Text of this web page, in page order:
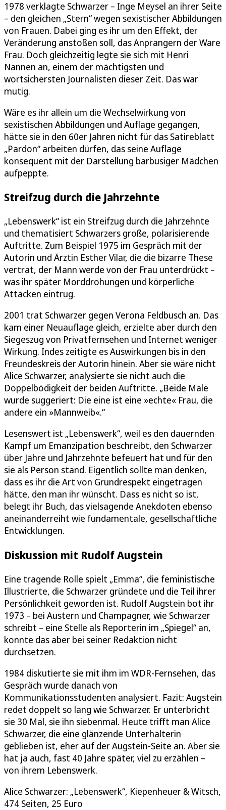
1978 verklagte Schwarzer – Inge Meysel an ihrer Seite
– den gleichen „Stern“ wegen sexistischer Abbildungen
von Frauen. Dabei ging es ihr um den Effekt, der
Veränderung anstoßen soll, das Anprangern der Ware
Frau. Doch gleichzeitig legte sie sich mit Henri
Nannen an, einem der mächtigsten und
wortsichersten Journalisten dieser Zeit. Das war
mutig.
Wäre es ihr allein um die Wechselwirkung von
sexistischen Abbildungen und Auflage gegangen,
hätte sie in den 60er Jahren nicht für das Satireblatt
„Pardon“ arbeiten dürfen, das seine Auflage
konsequent mit der Darstellung barbusiger Mädchen
aufpeppte.
Streifzug durch die Jahrzehnte
„Lebenswerk“ ist ein Streifzug durch die Jahrzehnte
und thematisiert Schwarzers große, polarisierende
Auftritte. Zum Beispiel 1975 im Gespräch mit der
Autorin und Ärztin Esther Vilar, die die bizarre These
vertrat, der Mann werde von der Frau unterdrückt –
was ihr später Morddrohungen und körperliche
Attacken eintrug.
2001 trat Schwarzer gegen Verona Feldbusch an. Das
kam einer Neuauflage gleich, erzielte aber durch den
Siegeszug von Privatfernsehen und Internet weniger
Wirkung. Indes zeitigte es Auswirkungen bis in den
Freundeskreis der Autorin hinein. Aber sie wäre nicht
Alice Schwarzer, analysierte sie nicht auch die
Doppelbödigkeit der beiden Auftritte. „Beide Male
wurde suggeriert: Die eine ist eine »echte« Frau, die
andere ein »Mannweib«.“
Lesenswert ist „Lebenswerk“, weil es den dauernden
Kampf um Emanzipation beschreibt, den Schwarzer
über Jahre und Jahrzehnte befeuert hat und für den
sie als Person stand. Eigentlich sollte man denken,
dass es ihr die Art von Grundrespekt eingetragen
hätte, den man ihr wünscht. Dass es nicht so ist,
belegt ihr Buch, das vielsagende Anekdoten ebenso
aneinanderreiht wie fundamentale, gesellschaftliche
Entwicklungen.
Diskussion mit Rudolf Augstein
Eine tragende Rolle spielt „Emma“, die feministische
Illustrierte, die Schwarzer gründete und die Teil ihrer
Persönlichkeit geworden ist. Rudolf Augstein bot ihr
1973 – bei Austern und Champagner, wie Schwarzer
schreibt – eine Stelle als Reporterin im „Spiegel“ an,
konnte das aber bei seiner Redaktion nicht
durchsetzen.
1984 diskutierte sie mit ihm im WDR-Fernsehen, das
Gespräch wurde danach von
Kommunikationsstudenten analysiert. Fazit: Augstein
redet doppelt so lang wie Schwarzer. Er unterbricht
sie 30 Mal, sie ihn siebenmal. Heute trifft man Alice
Schwarzer, die eine glänzende Unterhalterin
geblieben ist, eher auf der Augstein-Seite an. Aber sie
hat ja auch, fast 40 Jahre später, viel zu erzählen –
von ihrem Lebenswerk.
Alice Schwarzer: „Lebenswerk“, Kiepenheuer & Witsch,
474 Seiten, 25 Euro